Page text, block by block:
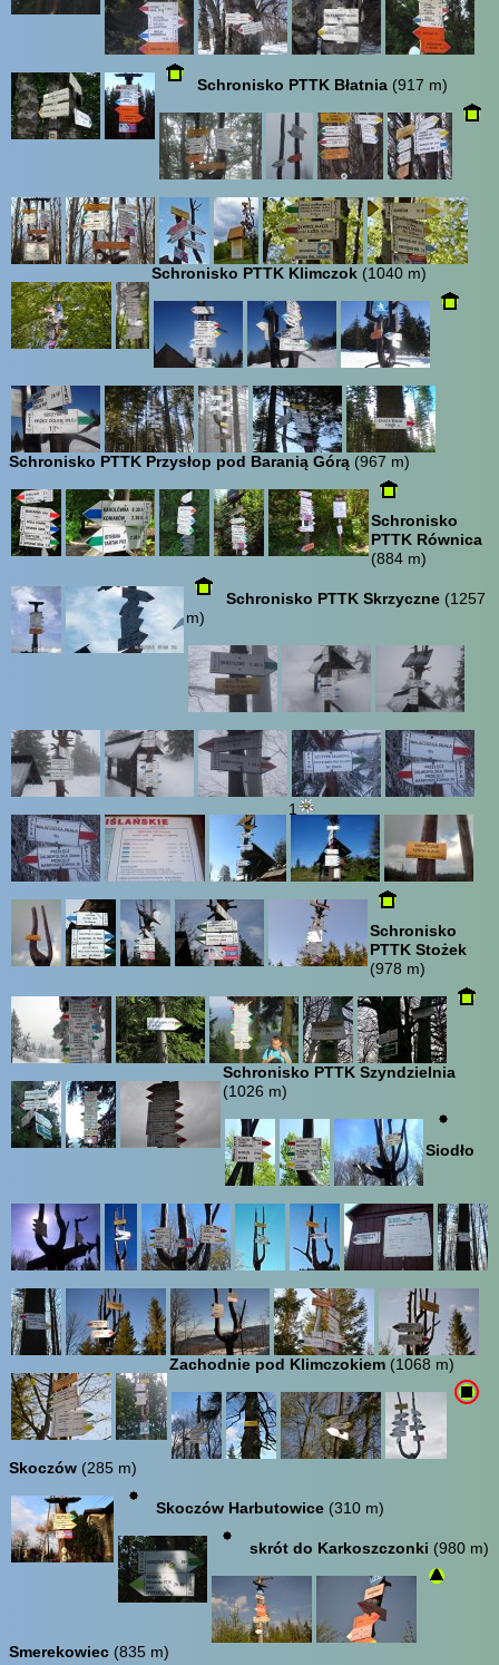
Schronisko PTTK Błatnia (917 m)
Schronisko PTTK Klimczok (1040 m)
Schronisko PTTK Przysłop pod Baranią Górą (967 m)
Schronisko
PTTK Równica
(884 m)
Schronisko PTTK Skrzyczne (1257
m)
1
Schronisko
PTTK Stożek
(978 m)
Schronisko PTTK Szyndzielnia
(1026 m)
Siodło
Zachodnie pod Klimczokiem (1068 m)
Skoczów (285 m)
Skoczów Harbutowice (310 m)
skrót do Karkoszczonki (980 m)
Smerekowiec (835 m)